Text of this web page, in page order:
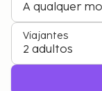
A qualquer
Viajantes
2 adultos